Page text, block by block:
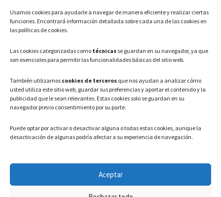
Usamos cookies para ayudarle a navegar de manera eficiente y realizar ciertas
funciones. Encontrará información detallada sobre cada una de las cookies en
las políticas de cookies.
Las cookies categorizadas como técnicas se guardan en su navegador, ya que
son esenciales para permitir las funcionalidades básicas del sitio web.
También utilizamos cookies de terceros que nos ayudan a analizar cómo
usted utiliza este sitio web, guardar sus preferencias y aportar el contenido y la
publicidad que le sean relevantes. Estas cookies solo se guardan en su
navegador previo consentimiento por su parte.
Puede optar por activar o desactivar alguna o todas estas cookies, aunque la
desactivación de algunas podría afectar a su experiencia de navegación.
Aceptar
Teléfono: 91 886 44 62
Correo Electrónico:
HORARIO
Lunes a Viernes: 08:00h – 15:00h
LEGAL
Política de privacidad–Aviso Legal–Política de cookies